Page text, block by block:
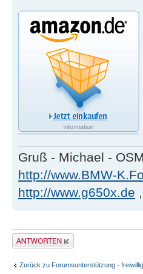
Gruß - Michael -
http://www.BMW-
http://www.g650x.de ,
Antwort erstellen
Zurück zu Forumsunterstützung -